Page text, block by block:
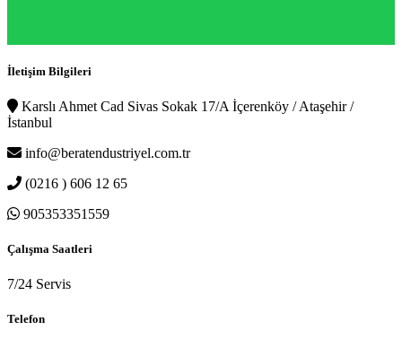
İletişim Bilgileri
Karslı Ahmet Cad Sivas Sokak 17/A İçerenköy / Ataşehir /
İstanbul
info@beratendustriyel.com.tr
(0216 ) 606 12 65
905353351559
Çalışma Saatleri
7/24 Servis
Telefon